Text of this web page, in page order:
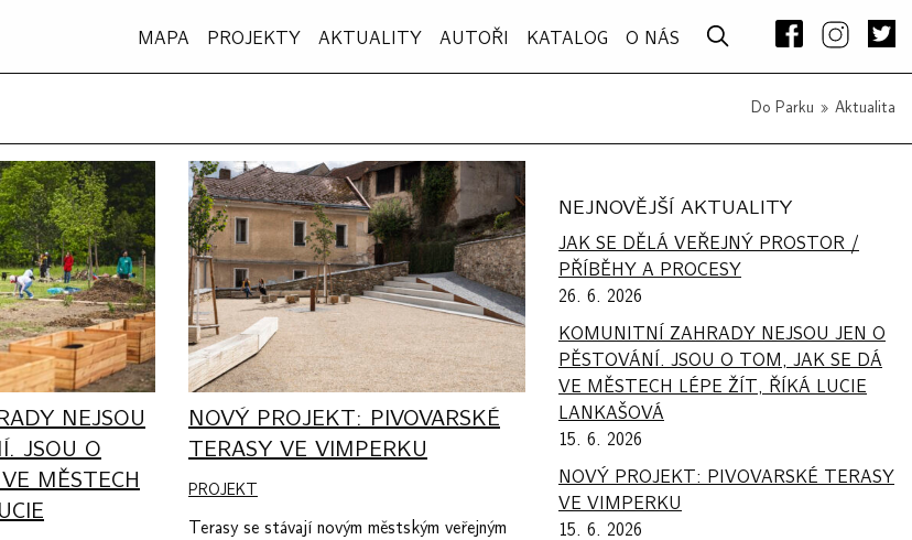
MAPA PROJEKTY AKTUALITY AUTOŘI KATALOG O NÁS
Do Parku » Aktualita
NEJSOU
JSOU O
MĚSTECH
NOVÝ PROJEKT: PIVOVARSKÉ
TERASY VE VIMPERKU
PROJEKT
Terasy se stávají novým městským veřejným
NEJNOVĚJŠÍ AKTUALITY
JAK SE DĚLÁ VEŘEJNÝ PROSTOR /
PŘÍBĚHY A PROCESY
26. 6. 2026
KOMUNITNÍ ZAHRADY NEJSOU JEN O
PĚSTOVÁNÍ. JSOU O TOM, JAK SE DÁ
VE MĚSTECH LÉPE ŽÍT, ŘÍKÁ LUCIE
LANKAŠOVÁ
15. 6. 2026
NOVÝ PROJEKT: PIVOVARSKÉ TERASY
VE VIMPERKU
15. 6. 2026